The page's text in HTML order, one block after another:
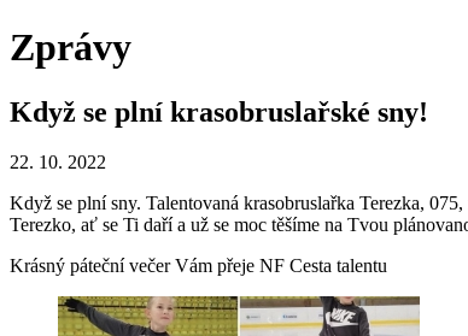
Zprávy
Když se plní krasobruslařské sny!
22. 10. 2022
Když se plní sny. Talentovaná krasobruslařka Terezka,
Terezko, ať se Ti daří a už se moc těšíme na Tvou
Krásný páteční večer Vám přeje NF Cesta talentu